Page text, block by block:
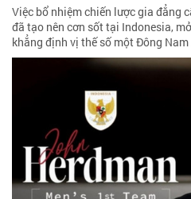
Việc bổ nhiệm chiến lược gia đẳng
đã tạo nên cơn sốt tại Indonesia,
khẳng định vị thế số một Đông Nam